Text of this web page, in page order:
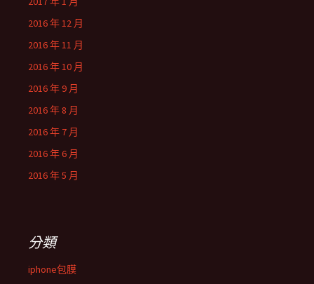
2016 年 12 月
2016 年 11 月
2016 年 10 月
2016 年 9 月
2016 年 8 月
2016 年 7 月
2016 年 6 月
2016 年 5 月
分類
iphone包膜